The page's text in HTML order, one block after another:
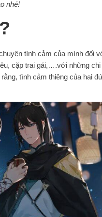
nhé!
tình cảm của mình đối
cặp trai gái,….với những chi
tình cảm thiêng của hai